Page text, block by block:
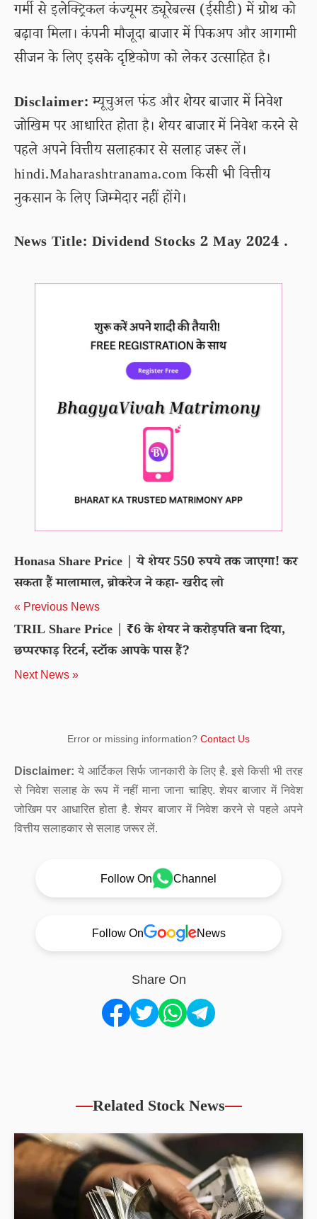
गर्मी से इलेक्ट्रिकल कंज्यूमर ड्यूरेबल्स (ईसीडी) में ग्रोथ को
बढ़ावा मिला। कंपनी मौजूदा बाजार में पिकअप और आगामी
सीजन के लिए इसके दृष्टिकोण को लेकर उत्साहित है।
Disclaimer:म्यूचुअल फंड और शेयर बाजार में निवेश
जोखिम पर आधारित होता है। शेयर बाजार में निवेश करने से
पहले अपने वित्तीय सलाहकार से सलाह जरूर लें।
hindi.Maharashtranama.com किसी भी वित्तीय
नुकसान के लिए जिम्मेदार नहीं होंगे।
News Title: Dividend Stocks 2 May 2024 .
Honasa Share Price | ये शेयर 550 रुपये तक जाएगा! कर
सकता हैं मालामाल, ब्रोकरेज ने कहा- खरीद लो
« Previous News
TRIL Share Price | ₹6 के शेयर ने करोड़पति बना दिया,
छप्परफाड़ रिटर्न, स्टॉक आपके पास हैं?
Next News »
Error or missing information? Contact Us
Disclaimer: ये आर्टिकल सिर्फ जानकारी के लिए है. इसे किसी भी तरह
से निवेश सलाह के रूप में नहीं माना जाना चाहिए. शेयर बाजार में निवेश
जोखिम पर आधारित होता है. शेयर बाजार में निवेश करने से पहले अपने
वित्तीय सलाहकार से सलाह जरूर लें.
Follow On Channel
Follow On News
Share On
Related Stock News